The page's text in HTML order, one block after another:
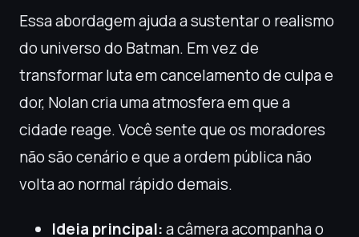
Essa abordagem ajuda a sustentar o realismo
do universo do Batman. Em vez de
transformar luta em cancelamento de culpa e
dor, Nolan cria uma atmosfera em que a
cidade reage. Você sente que os moradores
não são cenário e que a ordem pública não
volta ao normal rápido demais.
Ideia principal:a câmera acompanha o